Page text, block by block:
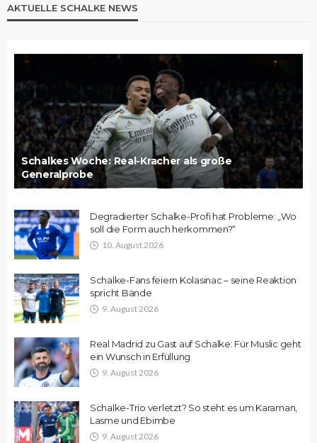
AKTUELLE SCHALKE NEWS
Schalkes Woche: Real-Kracher als große
Generalprobe
Degradierter Schalke-Profi hat Probleme: „Wo
soll die Form auch herkommen?“
10. August 2026
Schalke-Fans feiern Kolasinac – seine Reaktion
spricht Bände
9. August 2026
Real Madrid zu Gast auf Schalke: Für Muslic geht
ein Wunsch in Erfüllung
9. August 2026
Schalke-Trio verletzt? So steht es um Karaman,
Lasme und Ebimbe
9. August 2026